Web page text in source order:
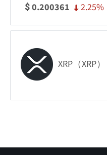
$0.200361 2.25%
XRP（XRP）